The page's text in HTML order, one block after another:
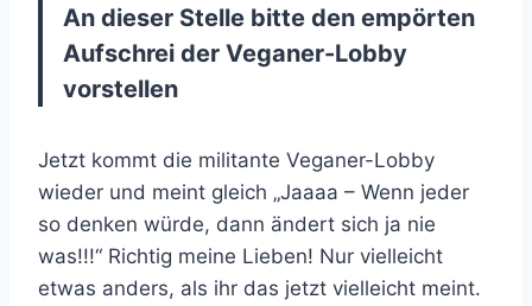
An dieser Stelle bitte den empörten
Aufschrei der Veganer-Lobby
vorstellen
Jetzt kommt die militante Veganer-Lobby
wieder und meint gleich „Jaaaa – Wenn jeder
so denken würde, dann ändert sich ja nie
was!!!“ Richtig meine Lieben! Nur vielleicht
etwas anders, als ihr das jetzt vielleicht meint.